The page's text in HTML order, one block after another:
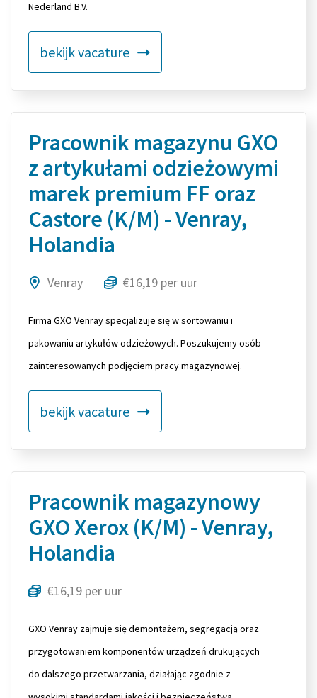
Nederland B.V.
bekijk vacature
Pracownik magazynu GXO
z artykułami odzieżowymi
marek premium FF oraz
Castore (K/M) - Venray,
Holandia
Venray €16,19 per uur
Firma GXO Venray specjalizuje się w sortowaniu i
pakowaniu artykułów odzieżowych. Poszukujemy osób
zainteresowanych podjęciem pracy magazynowej.
bekijk vacature
Pracownik magazynowy
GXO Xerox (K/M) - Venray,
Holandia
€16,19 per uur
GXO Venray zajmuje się demontażem, segregacją oraz
przygotowaniem komponentów urządzeń drukujących
do dalszego przetwarzania, działając zgodnie z